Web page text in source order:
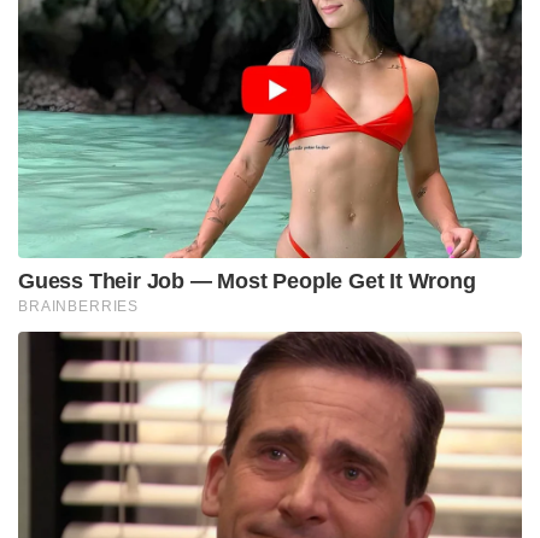
Guess Their Job — Most People Get It Wrong
BRAINBERRIES